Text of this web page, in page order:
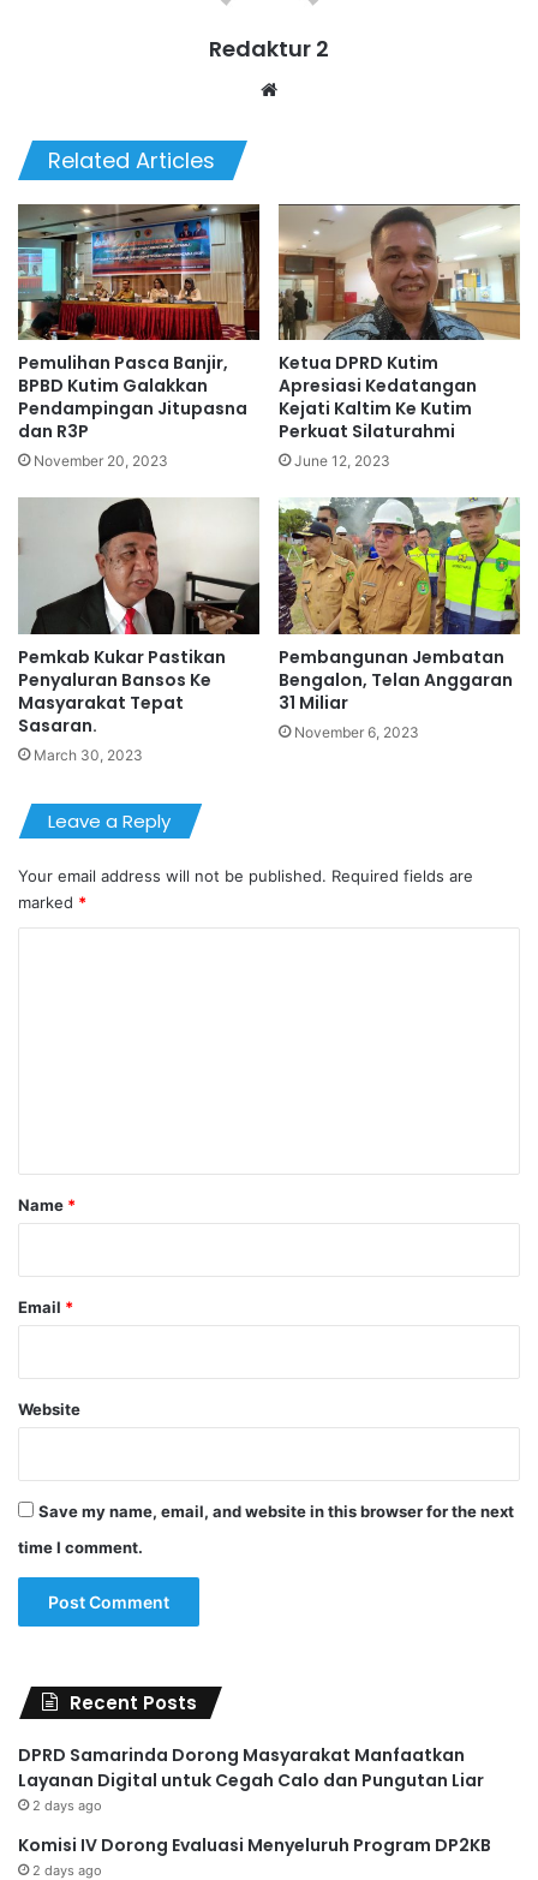
Redaktur 2
Related Articles
Pemulihan Pasca Banjir,
BPBD Kutim Galakkan
Pendampingan Jitupasna
dan R3P
November 20, 2023
Ketua DPRD Kutim
Apresiasi Kedatangan
Kejati Kaltim Ke Kutim
Perkuat Silaturahmi
June 12, 2023
Pemkab Kukar Pastikan
Penyaluran Bansos Ke
Masyarakat Tepat
Sasaran.
March 30, 2023
Pembangunan Jembatan
Bengalon, Telan Anggaran
31 Miliar
November 6, 2023
Leave a Reply
Your email address will not be published. Required fields are
marked *
*
Name *
Email *
Website
Save my name, email, and website in this browser for the next
time I comment.
Recent Posts
DPRD Samarinda Dorong Masyarakat Manfaatkan
Layanan Digital untuk Cegah Calo dan Pungutan Liar
2 days ago
Komisi IV Dorong Evaluasi Menyeluruh Program DP2KB
2 days ago